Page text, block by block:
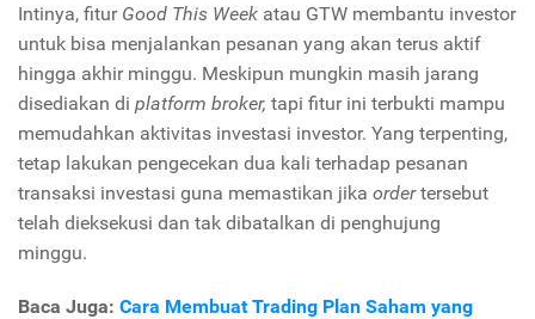
Intinya, fitur Good This Week atau GTW membantu investor
untuk bisa menjalankan pesanan yang akan terus aktif
hingga akhir minggu. Meskipun mungkin masih jarang
disediakan di platform broker, tapi fitur ini terbukti mampu
memudahkan aktivitas investasi investor. Yang terpenting,
tetap lakukan pengecekan dua kali terhadap pesanan
transaksi investasi guna memastikan jika order tersebut
telah dieksekusi dan tak dibatalkan di penghujung
minggu.
Baca Juga: Cara Membuat Trading Plan Saham yang